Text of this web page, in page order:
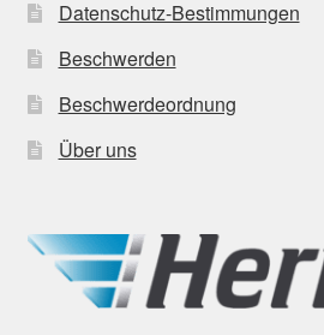
Datenschutz-Bestimmungen
Beschwerden
Beschwerdeordnung
Über uns